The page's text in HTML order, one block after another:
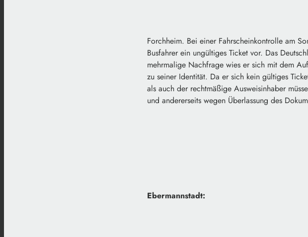
Forchheim. Bei einer Fahrscheinkontrolle am
Busfahrer ein ungültiges Ticket vor. Das
mehrmalige Nachfrage wies er sich mit dem
zu seiner Identität. Da er sich kein gültiges
als auch der rechtmäßige Ausweisinhaber
und andererseits wegen Überlassung des
Ebermannstadt: